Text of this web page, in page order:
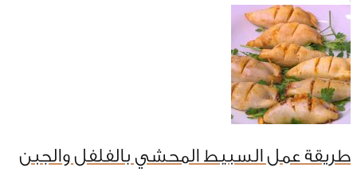
طريقة عمل السبيط المحشي بالفلفل والجبن